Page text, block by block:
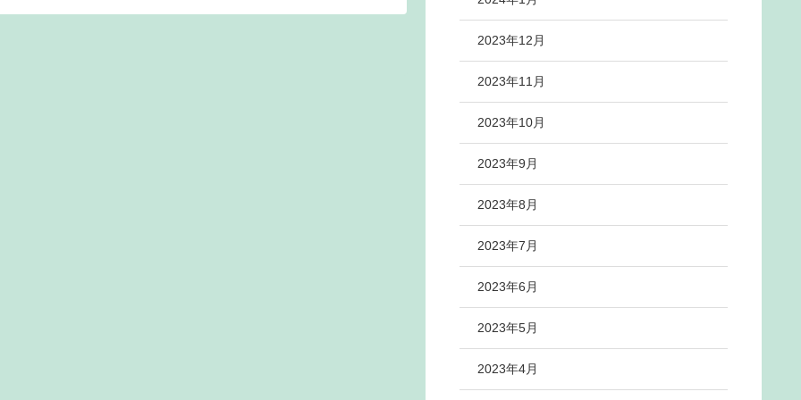
2023年12月
2023年11月
2023年10月
2023年9月
2023年8月
2023年7月
2023年6月
2023年5月
2023年4月